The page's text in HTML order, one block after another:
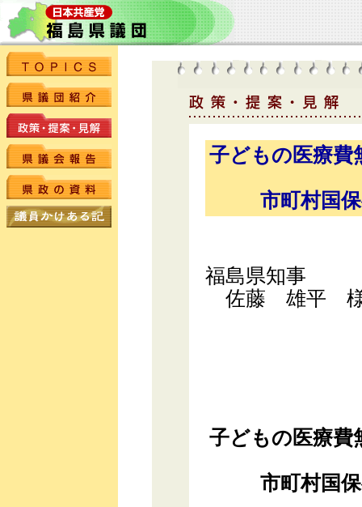
子どもの医療費
市町村国
福島県知事
佐藤 雄平
子どもの医療費
市町村国